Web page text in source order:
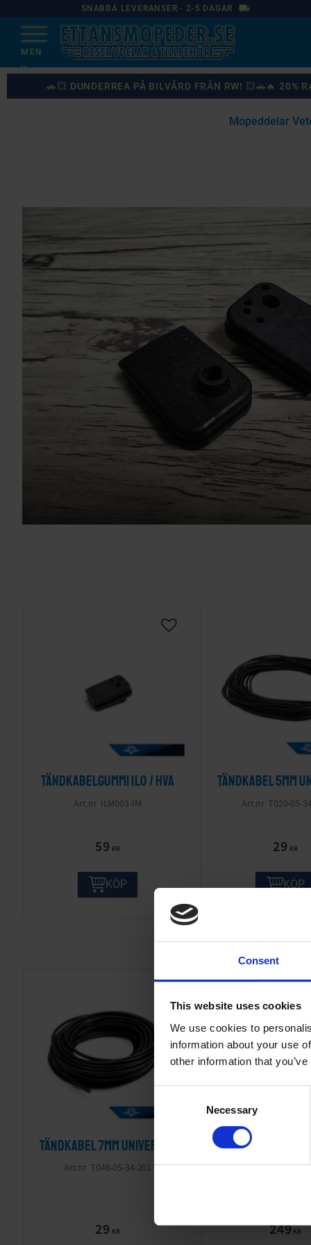
Consent
This website uses cookies
We use cookies to
information about your use
other information that
o
s
e
Necessary
SNABBA LEVERANSER - 2-5 DAGAR local_shipping
🚗💥 DUNDERREA PÅ BILVÅRD FRÅN RW! 💥🚗🔥 20%
Montage/Arbetshandske
Hanvo PE304 1 par
ETH01m
20
KÖP
Solglasögon
125KR
KÖP
Mopeddelar
Tändkabelgummi ILO / HVA
ILM003-IM
59 KR
KÖP
Tändkabel 5mm
T020-05-
29 KR
KÖP
Tändkabel 7mm Universal
T048-05-34-201
29 KR
DKW/SIBA
249KR